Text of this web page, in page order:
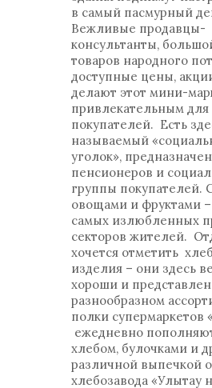
в самый пасмурный
Вежливые продавцы-
консультанты,
товаров народного
доступные цены,
делают этот мини-
привлекательным для
покупателей. Есть
называемый
уголок»,
пенсионеров и
группы покупателей.
овощами и фруктами
самых излюбленных
секторов жителей.
хочется отметить
изделия – они здесь
хороши и
разнообразном
полки супермаркетов
ежедневно
хлебом, булочками и
различной выпечкой
хлебозавода «Улытау